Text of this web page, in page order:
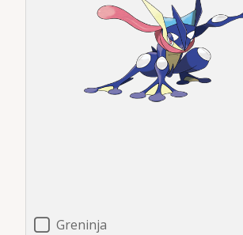
Greninja